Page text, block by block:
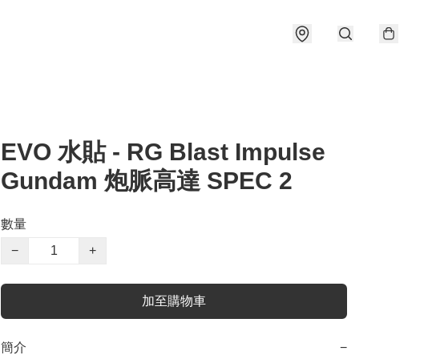
EVO 水貼 - RG Blast Impulse
Gundam 炮脈高達 SPEC 2
數量
−
+
加至購物車
簡介 −